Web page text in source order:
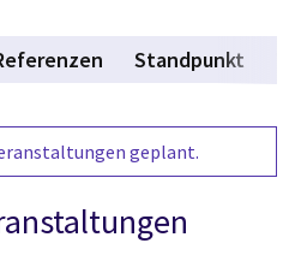
Standpunkt
geplant.